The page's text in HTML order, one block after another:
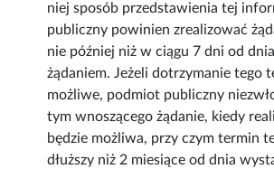
niej sposób przedstawienia tej
publiczny powinien zrealizować
nie później niż w ciągu 7 dni od
żądaniem. Jeżeli dotrzymanie tego
możliwe, podmiot publiczny
tym wnoszącego żądanie, kiedy
będzie możliwa, przy czym termin
dłuższy niż 2 miesiące od dnia